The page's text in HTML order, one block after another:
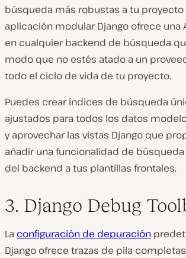
búsqueda más robustas a tu proyecto
aplicación modular Django ofrece una
en cualquier backend de búsqueda
modo que no estés atado a un
todo el ciclo de vida de tu proyecto.
Puedes crear índices de búsqueda
ajustados para todos los datos
y aprovechar las vistas Django que
añadir una funcionalidad de
del backend a tus plantillas frontales.
3. Django Debug
La configuración de depuración
Django ofrece trazas de pila